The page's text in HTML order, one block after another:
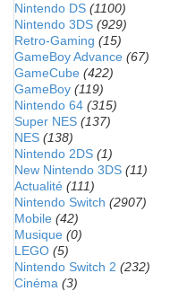
Nintendo DS (1100)
Nintendo 3DS (929)
Retro-Gaming (15)
GameBoy Advance (67)
GameCube (422)
GameBoy (119)
Nintendo 64 (315)
Super NES (137)
NES (138)
Nintendo 2DS (1)
New Nintendo 3DS (11)
Actualité (111)
Nintendo Switch (2907)
Mobile (42)
Musique (0)
LEGO (5)
Nintendo Switch 2 (232)
Cinéma (3)